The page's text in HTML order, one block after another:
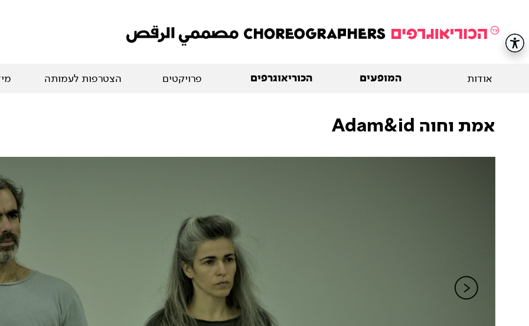
אודות המופעים הכוריאוגרפים פרויקטים הצטרפות לעמותה
אמת וחוה Adam&id